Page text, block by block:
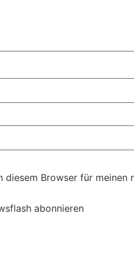
diesem Browser für meinen
abonnieren